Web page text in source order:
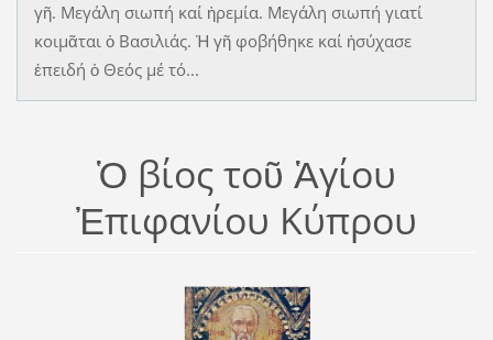
γῆ. Μεγάλη σιωπή καί ἠρεμία. Μεγάλη σιωπή γιατί
κοιμᾶται ὁ Βασιλιάς. Ἡ γῆ φοβήθηκε καί ἡσύχασε
ἐπειδή ὁ Θεός μέ τό...
Ὁ βίος τοῦ Ἁγίου
Ἐπιφανίου Κύπρου